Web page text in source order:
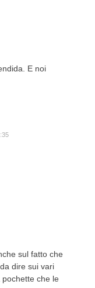
E noi
sul fatto che
dire sui vari
che le